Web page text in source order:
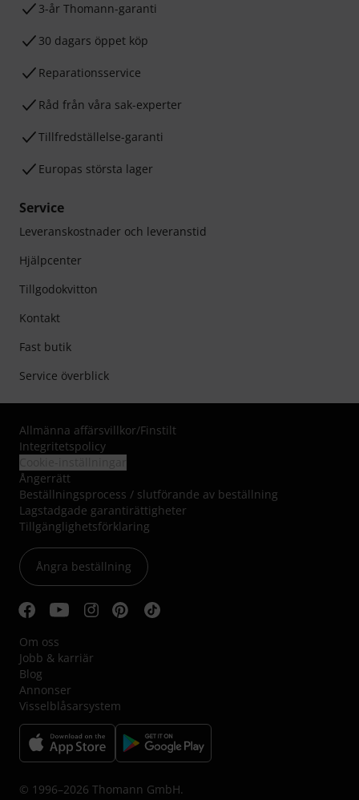
3-år Thomann-garanti
30 dagars öppet köp
Reparationsservice
Råd från våra sak-experter
Tillfredställelse-garanti
Europas största lager
Service
Leveranskostnader och leveranstid
Hjälpcenter
Tillgodokvitton
Kontakt
Fast butik
Service överblick
Allmänna affärsvillkor/Finstilt
Integritetspolicy
Ångerrätt
Beställningsprocess / slutförande av beställning
Lagstadgade garantirättigheter
Tillgänglighetsförklaring
Ångra beställning
Om oss
Jobb & karriär
Blog
Annonser
Visselblåsarsystem
© 1996–2026 Thomann GmbH.